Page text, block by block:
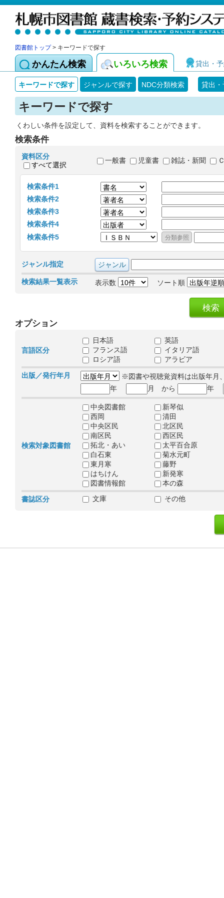
図書館トップ> キーワードで探す
かんたん検索 いろいろ検索 貸出・
キーワードで探す ジャンルで探す NDC分類検索 貸出
キーワードで探す
くわしい条件を設定して、資料を検索することができます。
検索条件
資料区分
すべて選択
一般書 児童書 雑誌・新聞
検索条件1
検索条件2
検索条件3
検索条件4
検索条件5
ジャンル指定
検索結果一覧表示 表示数 ソート順
オプション
言語区分
日本語
英語
フランス語
イタリア語
ロシア語
アラビア
出版／発行年月
※図書や視聴覚資料は出版年月
年
月 から 年
検索対象図書館
中央図書館
新琴似
西岡
清田
中央区民
北区民
南区民
西区民
拓北・あい
太平百合原
白石東
菊水元町
東月寒
藤野
はちけん
新発寒
図書情報館
本の森
書誌区分
文庫 その他